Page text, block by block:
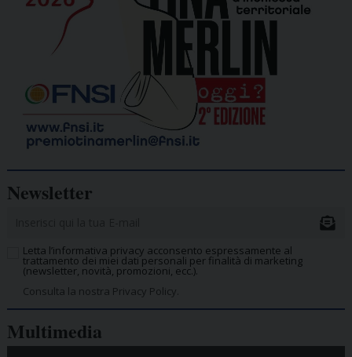
Newsletter
Letta l’informativa privacy acconsento espressamente al
trattamento dei miei dati personali per finalità di marketing
(newsletter, novità, promozioni, ecc.).
Consulta la nostra Privacy Policy.
Multimedia